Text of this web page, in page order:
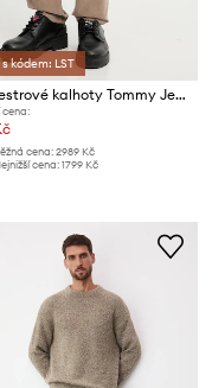
kódem: LST
Manšestrové kalhoty Tommy Jeans
cena:
cena:2989 Kč
cena:1799 Kč